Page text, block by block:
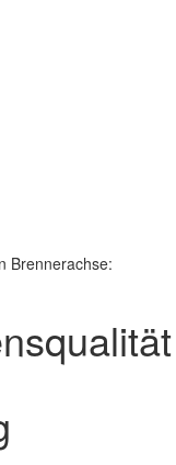
Brennerachse: